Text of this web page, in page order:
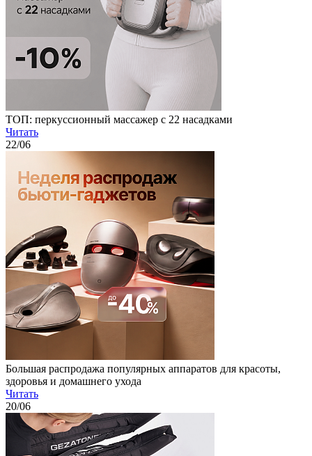
ТОП: перкуссионный массажер с 22 насадками
Читать
22/06
Большая распродажа популярных аппаратов для красоты,
здоровья и домашнего ухода
Читать
20/06